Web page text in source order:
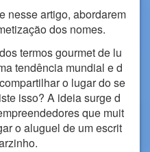
nesse artigo, abordarem
dos nomes.
termos gourmet de lu
tendência mundial e d
o lugar do se
isso? A ideia surge d
que muit
o aluguel de um escrit